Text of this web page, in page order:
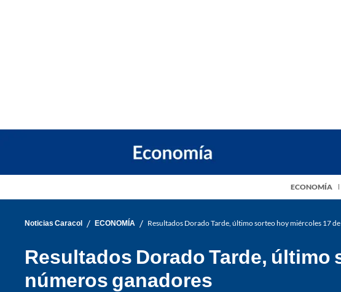
ECONOMÍA
Noticias Caracol / ECONOMÍA / Resultados Dorado Tarde, último sorteo hoy miércoles 17
Resultados Dorado Tarde, último
números ganadores